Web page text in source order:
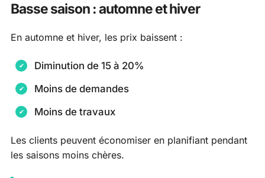
Basse saison : automne et hiver
En automne et hiver, les prix baissent :
Diminution de 15 à 20%
Moins de demandes
Moins de travaux
Les clients peuvent économiser en planifiant pendant
les saisons moins chères.